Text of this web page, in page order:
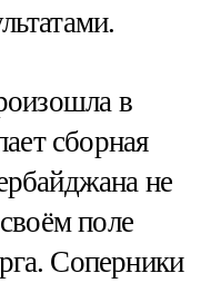
в
сборная
не
поле
Соперники